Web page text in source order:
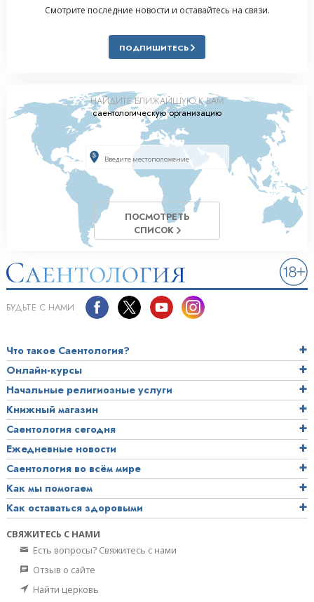
Смотрите последние новости и оставайтесь на связи.
ПОДПИШИТЕСЬ
НАЙДИТЕ БЛИЖАЙШУЮ К ВАМ
саентологическую организацию
ПОСМОТРЕТЬ
СПИСОК
БУДЬТЕ С НАМИ
Что такое Саентология?
Онлайн-курсы
Начальные религиозные услуги
Книжный магазин
Саентология сегодня
Ежедневные новости
Саентология во всём мире
Как мы помогаем
Как оставаться здоровыми
СВЯЖИТЕСЬ С НАМИ
Есть вопросы? Свяжитесь с нами
Отзыв о сайте
Найти церковь